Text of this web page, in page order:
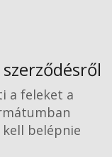
a feleket a
belépnie